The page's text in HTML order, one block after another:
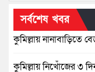
সর্বশেষ খবর
কুমিল্লায় নানাবাড়িতে
কুমিল্লায় নিখোঁজের ৩